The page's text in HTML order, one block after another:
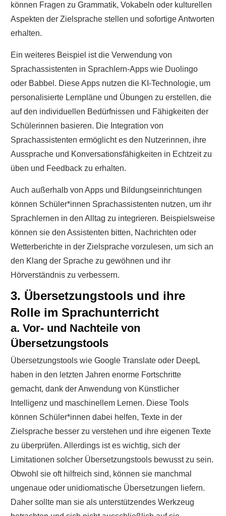
können Fragen zu Grammatik, Vokabeln oder kulturellen
Aspekten der Zielsprache stellen und sofortige Antworten
erhalten.
Ein weiteres Beispiel ist die Verwendung von
Sprachassistenten in Sprachlern-Apps wie Duolingo
oder Babbel. Diese Apps nutzen die KI-Technologie, um
personalisierte Lernpläne und Übungen zu erstellen, die
auf den individuellen Bedürfnissen und Fähigkeiten der
Schülerinnen basieren. Die Integration von
Sprachassistenten ermöglicht es den Nutzerinnen, ihre
Aussprache und Konversationsfähigkeiten in Echtzeit zu
üben und Feedback zu erhalten.
Auch außerhalb von Apps und Bildungseinrichtungen
können Schüler*innen Sprachassistenten nutzen, um ihr
Sprachlernen in den Alltag zu integrieren. Beispielsweise
können sie den Assistenten bitten, Nachrichten oder
Wetterberichte in der Zielsprache vorzulesen, um sich an
den Klang der Sprache zu gewöhnen und ihr
Hörverständnis zu verbessern.
3. Übersetzungstools und ihre
Rolle im Sprachunterricht
a. Vor- und Nachteile von
Übersetzungstools
Übersetzungstools wie Google Translate oder DeepL
haben in den letzten Jahren enorme Fortschritte
gemacht, dank der Anwendung von Künstlicher
Intelligenz und maschinellem Lernen. Diese Tools
können Schüler*innen dabei helfen, Texte in der
Zielsprache besser zu verstehen und ihre eigenen Texte
zu überprüfen. Allerdings ist es wichtig, sich der
Limitationen solcher Übersetzungstools bewusst zu sein.
Obwohl sie oft hilfreich sind, können sie manchmal
ungenaue oder unidiomatische Übersetzungen liefern.
Daher sollte man sie als unterstützendes Werkzeug